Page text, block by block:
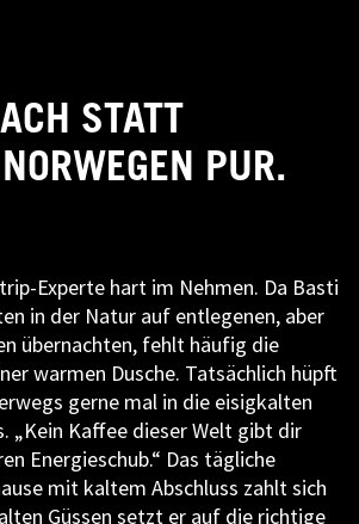
STATT
PUR.
Experte hart im Nehmen. Da Basti
in der Natur auf entlegenen, aber
übernachten, fehlt häufig die
warmen Dusche. Tatsächlich hüpft
gerne mal in die eisigkalten
„Kein Kaffee dieser Welt gibt dir
Energieschub.“ Das tägliche
mit kaltem Abschluss zahlt sich
Güssen setzt er auf die richtige